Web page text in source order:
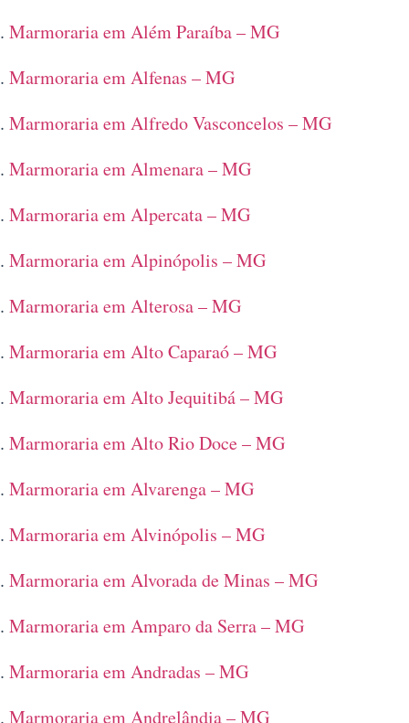
Marmoraria em Além Paraíba – MG
Marmoraria em Alfenas – MG
Marmoraria em Alfredo Vasconcelos – MG
Marmoraria em Almenara – MG
Marmoraria em Alpercata – MG
Marmoraria em Alpinópolis – MG
Marmoraria em Alterosa – MG
Marmoraria em Alto Caparaó – MG
Marmoraria em Alto Jequitibá – MG
Marmoraria em Alto Rio Doce – MG
Marmoraria em Alvarenga – MG
Marmoraria em Alvinópolis – MG
Marmoraria em Alvorada de Minas – MG
Marmoraria em Amparo da Serra – MG
Marmoraria em Andradas – MG
Marmoraria em Andrelândia – MG